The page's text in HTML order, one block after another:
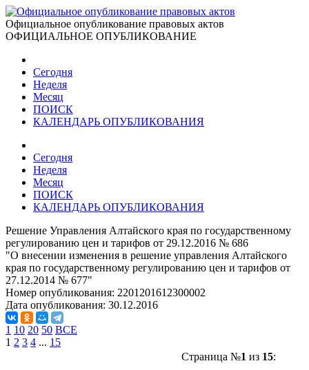
Официальное опубликование правовых актов
ОФИЦИАЛЬНОЕ ОПУБЛИКОВАНИЕ
Сегодня
Неделя
Месяц
ПОИСК
КАЛЕНДАРЬ ОПУБЛИКОВАНИЯ
Сегодня
Неделя
Месяц
ПОИСК
КАЛЕНДАРЬ ОПУБЛИКОВАНИЯ
Решение Управления Алтайского края по государственному
регулированию цен и тарифов от 29.12.2016 № 686
"О внесении изменения в решение управления Алтайского
края по государственному регулированию цен и тарифов от
27.12.2014 № 677"
Номер опубликования: 2201201612300002
Дата опубликования: 30.12.2016
1 10 20 50 ВСЕ
1 2 3 4 ... 15
Страница №1 из 15: